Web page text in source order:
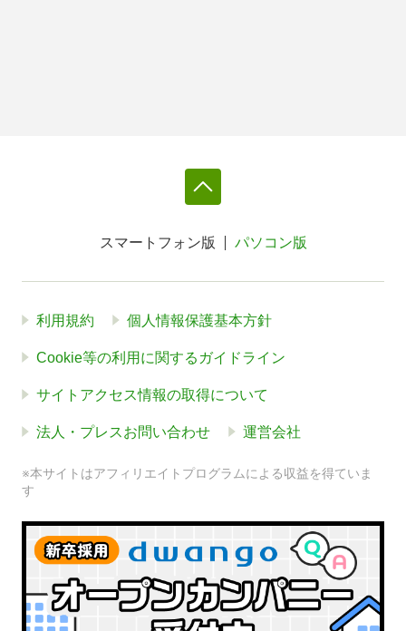
スマートフォン版 パソコン版
利用規約 個人情報保護基本方針
Cookie等の利用に関するガイドライン
サイトアクセス情報の取得について
法人・プレスお問い合わせ 運営会社
※本サイトはアフィリエイトプログラムによる収益を得ていま
す